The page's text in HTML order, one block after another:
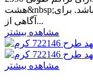
هشت&nbsp;رنگ بوده و 100% اکریلیک بایر آلمان می باشد. برای
آگاهی از...
مشاهده بیشتر
مشاهده بیشتر